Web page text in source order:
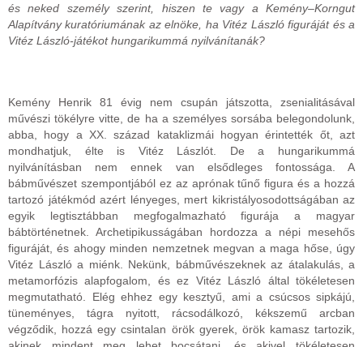
és neked személy szerint, hiszen te vagy a Kemény–Korngut
Alapítvány kuratóriumának az elnöke, ha Vitéz László figuráját és a
Vitéz László-játékot hungarikummá nyilvánítanák?
Kemény Henrik 81 évig nem csupán játszotta, zsenialitásával
művészi tökélyre vitte, de ha a személyes sorsába belegondolunk,
abba, hogy a XX. század kataklizmái hogyan érintették őt, azt
mondhatjuk, élte is Vitéz Lászlót. De a hungarikummá
nyilvánításban nem ennek van elsődleges fontossága. A
bábművészet szempontjából ez az aprónak tűnő figura és a hozzá
tartozó játékmód azért lényeges, mert kikristályosodottságában az
egyik legtisztábban megfogalmazható figurája a magyar
bábtörténetnek. Archetipikusságában hordozza a népi mesehős
figuráját, és ahogy minden nemzetnek megvan a maga hőse, úgy
Vitéz László a miénk. Nekünk, bábművészeknek az átalakulás, a
metamorfózis alapfogalom, és ez Vitéz László által tökéletesen
megmutatható. Elég ehhez egy kesztyű, ami a csúcsos sipkájú,
tüneményes, tágra nyitott, rácsodálkozó, kékszemű arcban
végződik, hozzá egy csintalan örök gyerek, örök kamasz tartozik,